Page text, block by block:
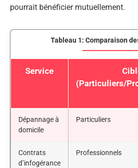
pourrait bénéficier mutuellement.
Tableau 1: Comparaison
Service
(Particuliers/
Dépannage à
domicile
Particuliers
Contrats
d’infogérance
Professionnels